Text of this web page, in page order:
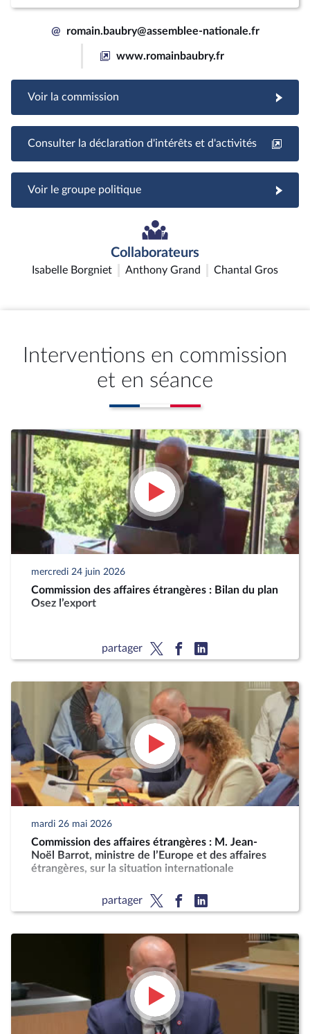
@ romain.baubry@assemblee-nationale.fr
www.romainbaubry.fr
Voir la commission
Consulter la déclaration d'intérêts et d'activités
Voir le groupe politique
Collaborateurs
Isabelle Borgniet Anthony Grand Chantal Gros
Interventions en commission
et en séance
mercredi 24 juin 2026
Commission des affaires étrangères : Bilan du plan
Osez l’export
partager
mardi 26 mai 2026
Commission des affaires étrangères : M. Jean-
Noël Barrot, ministre de l’Europe et des affaires
étrangères, sur la situation internationale
partager